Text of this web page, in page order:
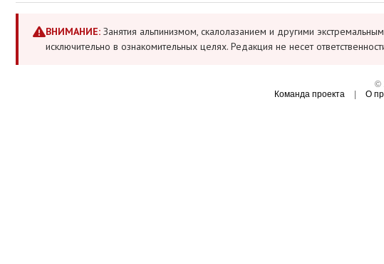
ВНИМАНИЕ: Занятия альпинизмом, скалолазанием и другими
исключительно в ознакомительных целях. Редакция не несет
©
Команда проекта
О